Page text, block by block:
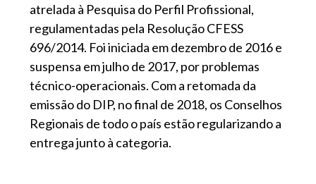
atrelada à Pesquisa do Perfil Profissional,
regulamentadas pela Resolução CFESS
696/2014. Foi iniciada em dezembro de 2016 e
suspensa em julho de 2017, por problemas
técnico-operacionais. Com a retomada da
emissão do DIP, no final de 2018, os Conselhos
Regionais de todo o país estão regularizando a
entrega junto à categoria.